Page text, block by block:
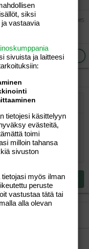
#5
Vastaa
listakoodispoiler
Lähetä vastaus
siksi
vastaavia
sivuista ja laitteesi
tietojesi käsittelyyn
evästeitä,
toimi
milloin tahansa
sivuston
myös ilman
peruste
vastustaa tätä tai
alla olevan